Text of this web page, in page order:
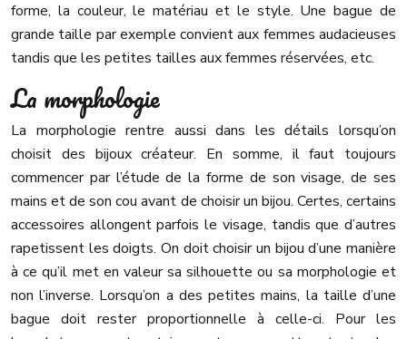
forme, la couleur, le matériau et le style. Une bague de
grande taille par exemple convient aux femmes audacieuses
tandis que les petites tailles aux femmes réservées, etc.
La morphologie
La morphologie rentre aussi dans les détails lorsqu’on
choisit des bijoux créateur. En somme, il faut toujours
commencer par l’étude de la forme de son visage, de ses
mains et de son cou avant de choisir un bijou. Certes, certains
accessoires allongent parfois le visage, tandis que d’autres
rapetissent les doigts. On doit choisir un bijou d’une manière
à ce qu’il met en valeur sa silhouette ou sa morphologie et
non l’inverse. Lorsqu’on a des petites mains, la taille d’une
bague doit rester proportionnelle à celle-ci. Pour les